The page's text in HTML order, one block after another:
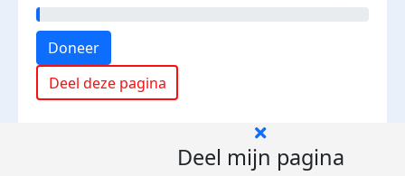
Doneer
Deel deze pagina
Deel mijn pagina